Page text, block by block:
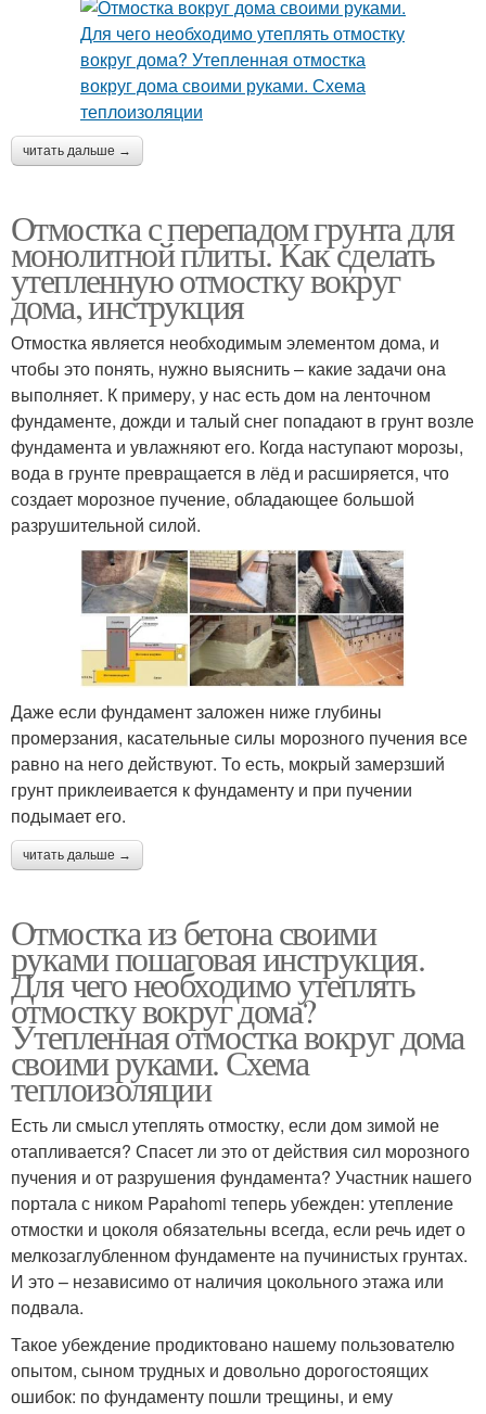
читать дальше →
Отмостка с перепадом грунта для
монолитной плиты. Как сделать
утепленную отмостку вокруг
дома, инструкция
Отмостка является необходимым элементом дома, и
чтобы это понять, нужно выяснить – какие задачи она
выполняет. К примеру, у нас есть дом на ленточном
фундаменте, дожди и талый снег попадают в грунт возле
фундамента и увлажняют его. Когда наступают морозы,
вода в грунте превращается в лёд и расширяется, что
создает морозное пучение, обладающее большой
разрушительной силой.
Даже если фундамент заложен ниже глубины
промерзания, касательные силы морозного пучения все
равно на него действуют. То есть, мокрый замерзший
грунт приклеивается к фундаменту и при пучении
подымает его.
читать дальше →
Отмостка из бетона своими
руками пошаговая инструкция.
Для чего необходимо утеплять
отмостку вокруг дома?
Утепленная отмостка вокруг дома
своими руками. Схема
теплоизоляции
Есть ли смысл утеплять отмостку, если дом зимой не
отапливается? Спасет ли это от действия сил морозного
пучения и от разрушения фундамента? Участник нашего
портала с ником Papahomi теперь убежден: утепление
отмостки и цоколя обязательны всегда, если речь идет о
мелкозаглубленном фундаменте на пучинистых грунтах.
И это – независимо от наличия цокольного этажа или
подвала.
Такое убеждение продиктовано нашему пользователю
опытом, сыном трудных и довольно дорогостоящих
ошибок: по фундаменту пошли трещины, и ему